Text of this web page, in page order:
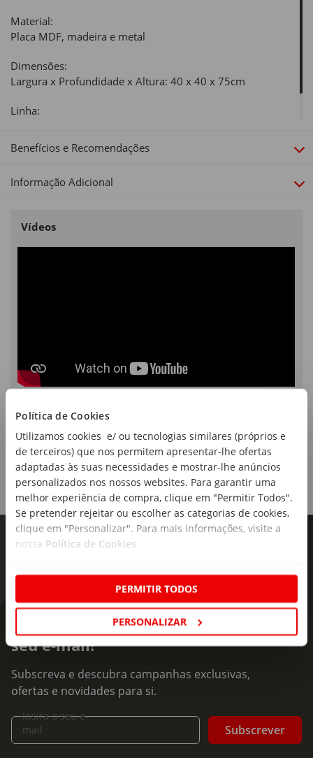
Política de Cookies
Utilizamos cookies e/ ou tecnologias similares (próprios e
de terceiros) que nos permitem apresentar-lhe ofertas
adaptadas às suas necessidades e mostrar-lhe anúncios
personalizados nos nossos websites. Para garantir uma
melhor experiência de compra, clique em "Permitir Todos".
Se pretender rejeitar ou escolher as categorias de cookies,
clique em "Personalizar". Para mais informações, visite a
nossa Política de Cookies
PERMITIR TODOS
PERSONALIZAR
Material:
Placa MDF, madeira e metal
Dimensões:
Largura x Profundidade x Altura: 40 x 40 x 75cm
Linha:
Benefícios e Recomendações
Informação Adicional
Vídeos
As novidades mais frescas no
seu e-mail!
Subscreva e descubra campanhas exclusivas,
ofertas e novidades para si.
Insira o seu e-
mail
Subscrever